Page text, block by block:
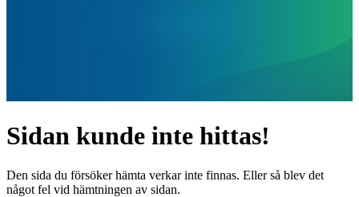
Sidan kunde inte hittas!
Den sida du försöker hämta verkar inte finnas. Eller så blev det
något fel vid hämtningen av sidan.